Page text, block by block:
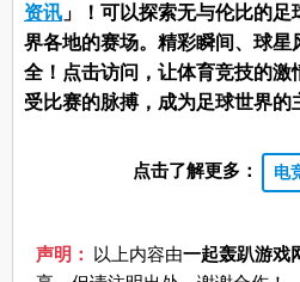
资讯」！可以探索无与伦比的
界各地的赛场。精彩瞬间、球
全！点击访问，让体育竞技的
受比赛的脉搏，成为足球世界的
点击了解更多： 电
声明： 以上内容由一起轰趴游戏